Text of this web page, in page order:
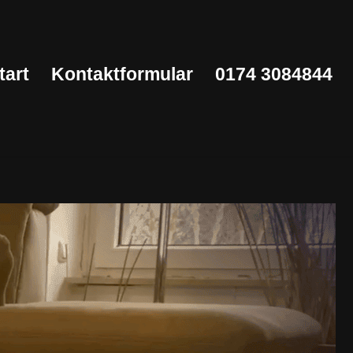
Kontaktformular 0174 3084844
Start Kontaktformular 0174 3084844